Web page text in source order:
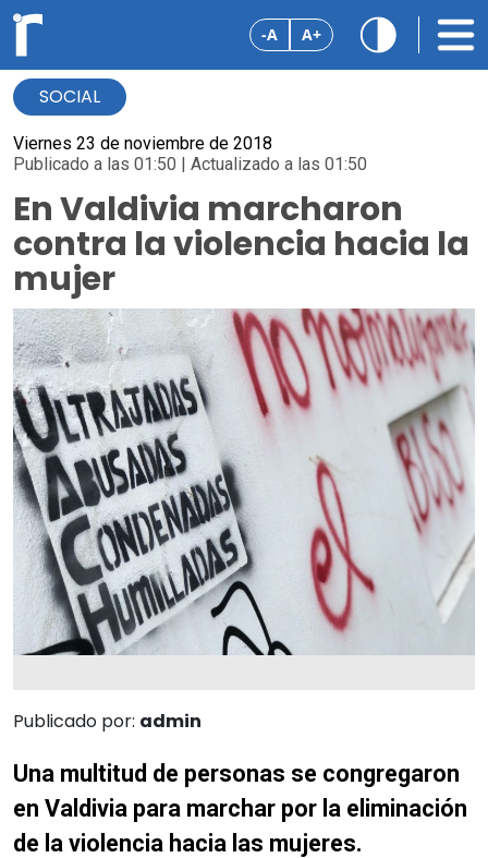
-A A+
SOCIAL
Viernes 23 de noviembre de 2018
Publicado a las 01:50 | Actualizado a las 01:50
En Valdivia marcharon
contra la violencia hacia la
mujer
Publicado por: admin
Una multitud de personas se congregaron
en Valdivia para marchar por la eliminación
de la violencia hacia las mujeres.